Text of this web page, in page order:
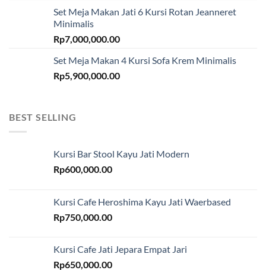
Set Meja Makan Jati 6 Kursi Rotan Jeanneret
Minimalis
Rp7,000,000.00
Set Meja Makan 4 Kursi Sofa Krem Minimalis
Rp5,900,000.00
BEST SELLING
Kursi Bar Stool Kayu Jati Modern
Rp600,000.00
Kursi Cafe Heroshima Kayu Jati Waerbased
Rp750,000.00
Kursi Cafe Jati Jepara Empat Jari
Rp650,000.00